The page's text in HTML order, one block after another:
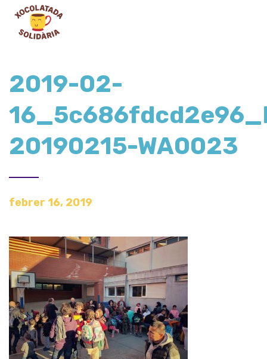
2019-02-
20190215-WA0023
febrer 16, 2019